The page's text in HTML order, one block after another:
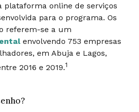
plataforma online de serviços
para o programa. Os
referem-se a um
envolvendo 753 empresas
em Abuja e Lagos,
2016 e 2019.1